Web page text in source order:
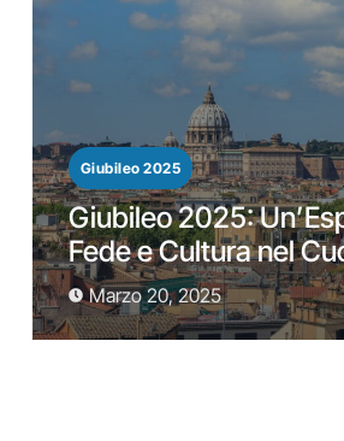
Giubileo 2025
Giubileo 2025:
Fede e Cultura nel
Marzo 20, 2025